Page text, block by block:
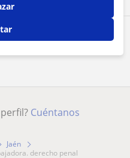
Cuéntanos
Jaén
derecho penal